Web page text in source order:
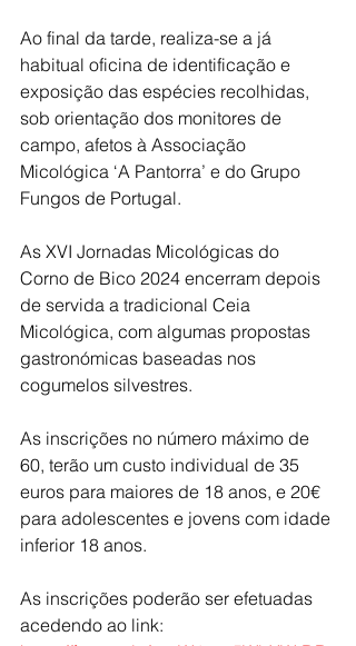
Ao final da tarde, realiza-se a já
habitual oficina de identificação e
exposição das espécies recolhidas,
sob orientação dos monitores de
campo, afetos à Associação
Micológica ‘A Pantorra’ e do Grupo
Fungos de Portugal.
As XVI Jornadas Micológicas do
Corno de Bico 2024 encerram depois
de servida a tradicional Ceia
Micológica, com algumas propostas
gastronómicas baseadas nos
cogumelos silvestres.
As inscrições no número máximo de
60, terão um custo individual de 35
euros para maiores de 18 anos, e 20€
para adolescentes e jovens com idade
inferior 18 anos.
As inscrições poderão ser efetuadas
acedendo ao link: